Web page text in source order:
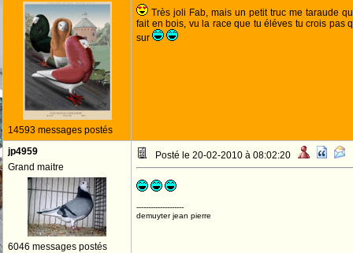
14593 messages postés
Très joli Fab, mais un petit truc me taraude
fait en bois, vu la race que tu éléves tu crois pas
sur
jp4959
Grand maitre
6046 messages postés
Posté le 20-02-2010 à 08:02:20
--------------------
demuyter jean pierre